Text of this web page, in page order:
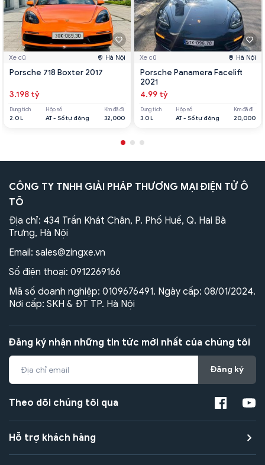
Xe cũ Hà Nội
Porsche 718 Boxter 2017
3.198 tỷ
Dung tích
2.0 L
Hộp số
AT - Số tự động
Km đã đi
32,000
Xe cũ Hà Nội
Porsche Panamera Facelift
2021
4.99 tỷ
Dung tích
3.0 L
Hộp số
AT - Số tự động
Km đã đi
20,000
CÔNG TY TNHH GIẢI PHÁP THƯƠNG MẠI ĐIỆN TỬ Ô
TÔ
Địa chỉ: 434 Trần Khát Chân, P. Phố Huế, Q. Hai Bà
Trưng, Hà Nội
Email: sales@zingxe.vn
Số điện thoại: 0912269166
Mã số doanh nghiệp: 0109676491. Ngày cấp: 08/01/2024.
Nơi cấp: SKH & ĐT TP. Hà Nội
Đăng ký nhận những tin tức mới nhất của chúng tôi
Đăng ký
Theo dõi chúng tôi qua
Hỗ trợ khách hàng